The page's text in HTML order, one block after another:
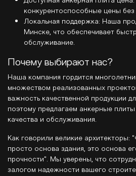
конкурентоспособные цены без
Локальная поддержка: Наша
Минске, что обеспечивает
обслуживание.
Почему выбирают нас?
Наша компания гордится
множеством реализованных
важность качественной продукции
поэтому предлагаем анкерные
качества и обслуживания.
Как говорили великие
просто основа здания, это основа
прочности". Мы уверены, что
залогом надежности вашего